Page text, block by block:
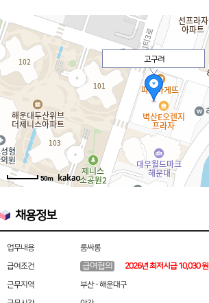
고구려
50m
채용정보
업무내용
룸싸롱
급여조건
급여협의
2026년 최저시급 10,030 원
근무지역
부산 - 해운대구